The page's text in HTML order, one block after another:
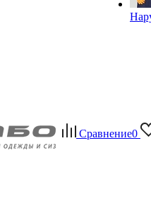
Сравнение0